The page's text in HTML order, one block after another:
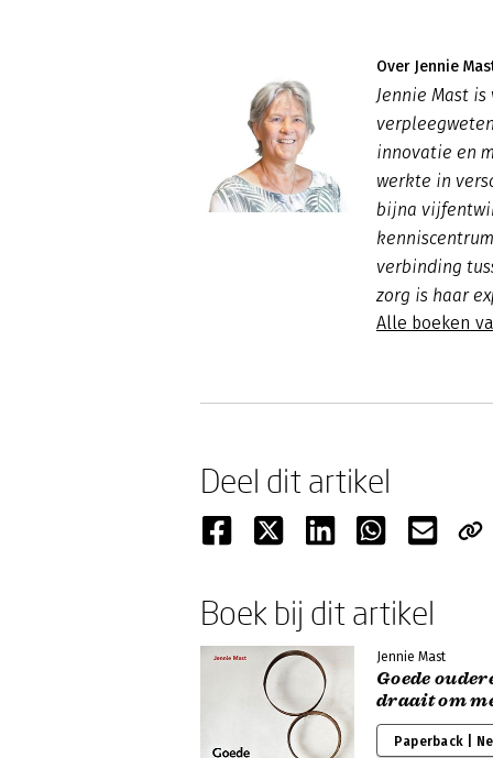
Over Jennie
Jennie Mast
innovatie en
werkte in
bijna
verbinding
zorg is haar
Alle boeken
Deel dit artikel
Boek bij dit artikel
Jennie Mast
Goede
draait om
Paperback |